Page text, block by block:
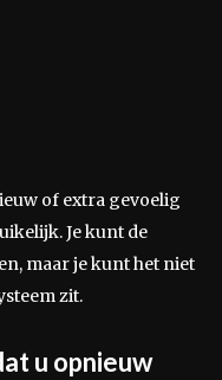
of extra gevoelig
Je kunt de
maar je kunt het niet
zit.
u opnieuw